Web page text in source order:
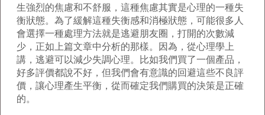
生強烈的焦慮和不舒服，這種焦慮其實是心理的一種失
衡狀態。為了緩解這種失衡感和消極狀態，可能很多人
會選擇一種處理方法就是逃避朋友圈，打開的次數減
少，正如上篇文章中分析的那樣。因為，從心理學上
講，逃避可以減少失調心理。比如我們買了一個產品，
好多評價都說不好，但我們會有意識的回避這些不良評
價，讓心理產生平衡，從而確定我們購買的決策是正確
的。